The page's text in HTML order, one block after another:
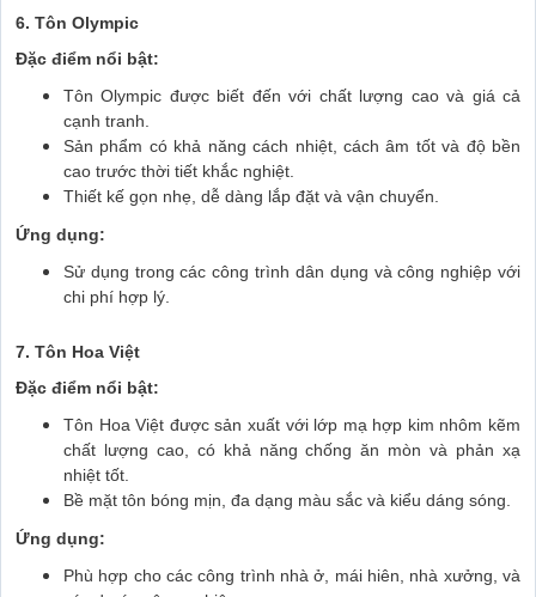
6. Tôn Olympic
Đặc điểm nổi bật:
Tôn Olympic được biết đến với chất lượng cao và giá cả
cạnh tranh.
Sản phẩm có khả năng cách nhiệt, cách âm tốt và độ bền
cao trước thời tiết khắc nghiệt.
Thiết kế gọn nhẹ, dễ dàng lắp đặt và vận chuyển.
Ứng dụng:
Sử dụng trong các công trình dân dụng và công nghiệp với
chi phí hợp lý.
7. Tôn Hoa Việt
Đặc điểm nổi bật:
Tôn Hoa Việt được sản xuất với lớp mạ hợp kim nhôm kẽm
chất lượng cao, có khả năng chống ăn mòn và phản xạ
nhiệt tốt.
Bề mặt tôn bóng mịn, đa dạng màu sắc và kiểu dáng sóng.
Ứng dụng:
Phù hợp cho các công trình nhà ở, mái hiên, nhà xưởng, và